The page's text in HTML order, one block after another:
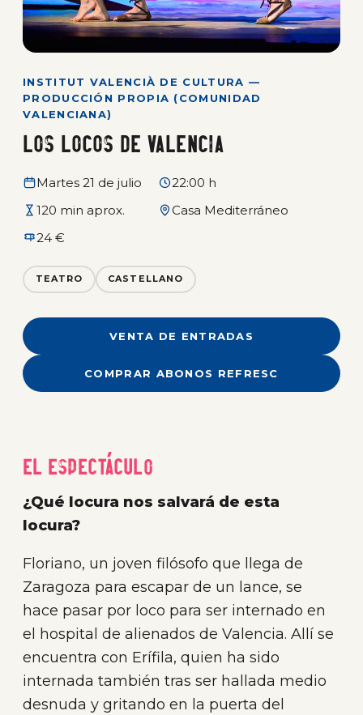
INSTITUT VALENCIÀ DE CULTURA —
PRODUCCIÓN PROPIA (COMUNIDAD
VALENCIANA)
Los locos de Valencia
Martes 21 de julio
22:00 h
120 min aprox.
Casa Mediterráneo
24 €
TEATRO CASTELLANO
VENTA DE ENTRADAS
COMPRAR ABONOS REFRESC
El espectáculo
¿Qué locura nos salvará de esta
locura?
Floriano, un joven filósofo que llega de
Zaragoza para escapar de un lance, se
hace pasar por loco para ser internado en
el hospital de alienados de Valencia. Allí se
encuentra con Erífila, quien ha sido
internada también tras ser hallada medio
desnuda y gritando en la puerta del